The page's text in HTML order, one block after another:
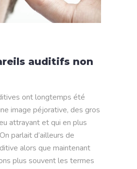
auditifs non
ont longtemps été
image péjorative, des gros
attrayant et qui en plus
parlait d’ailleurs de
alors que maintenant
plus souvent les termes